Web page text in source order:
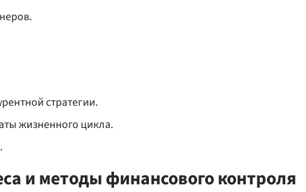
стратегии.
жизненного цикла.
и методы финансового контроля